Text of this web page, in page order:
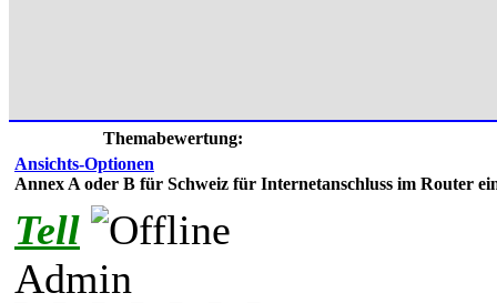
Themabewertung:
Ansichts-Optionen
Annex A oder B für Schweiz für Internetanschluss im Router
Tell
Admin